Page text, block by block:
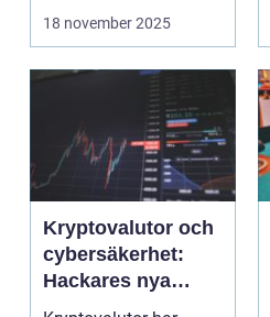
18 november 2025
Kryptovalutor och
cybersäkerhet:
Hackares nya
lekplats